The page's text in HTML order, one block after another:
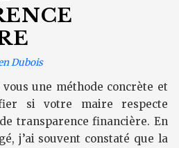
Dubois
une méthode concrète et
si votre maire respecte
transparence financière. En
j’ai souvent constaté que la